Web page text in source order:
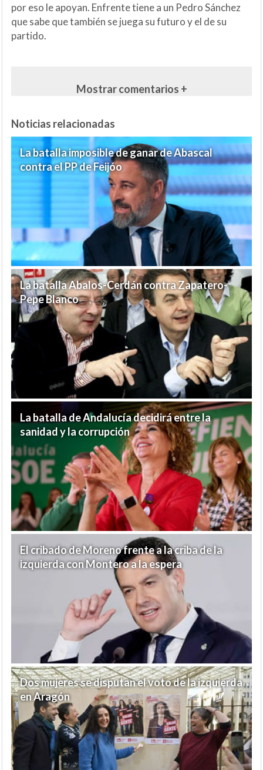
por eso le apoyan. Enfrente tiene a un Pedro Sánchez
que sabe que también se juega su futuro y el de su
partido.
Mostrar comentarios +
Noticias relacionadas
La batalla imposible de ganar de Abascal
contra el PP de Feijóo
La batalla Abalos-Cerdán contra Zapatero-
Pepe Blanco
La batalla de Andalucía decidirá entre la
sanidad y la corrupción
El cribado de Moreno frente a la criba de la
izquierda con Montero a la espera
Dos mujeres se disputan el voto de la izquierda
en Aragón